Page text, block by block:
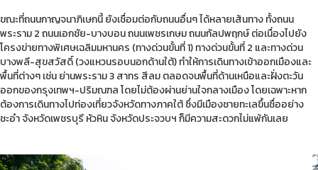
ขณะที่ถนนกาญจนาภิเษกนี้ ยังเชื่อมต่อกับถนนอื่นๆ ได้หลายเส้นทาง ทั้งถนน
พระราม 2 ถนนเอกชัย-บางบอน ถนนเพชรเกษม ถนนกัลปพฤกษ์ ต่อเนื่องไปยัง
โครงข่ายทางพิเศษเฉลิมมหานคร (ทางด่วนขั้นที่ 1) ทางด่วนขั้นที่ 2 และทางด่วน
บางพลี-สุขสวัสดิ์ (วงแหวนรอบนอกด้านใต้) ทำให้การเดินทางเข้าออกเมืองและ
พื้นที่ต่างๆ เช่น ย่านพระราม 3 สาทร สีลม ตลอดจนพื้นที่ด้านเหนือและฝั่งตะวัน
ออกของกรุงเทพฯ-ปริมณฑล โดยไม่ต้องผ่านย่านใจกลางเมือง โดยเฉพาะหาก
ต้องการเดินทางไปท่องเที่ยวจังหวัดทางภาคใต้ ซึ่งมีเมืองชายทะเลขึ้นชื่ออย่าง
ชะอำ จังหวัดเพชรบุรี หัวหิน จังหวัดประจวบฯ ก็มีความสะดวกไม่แพ้กันเลย